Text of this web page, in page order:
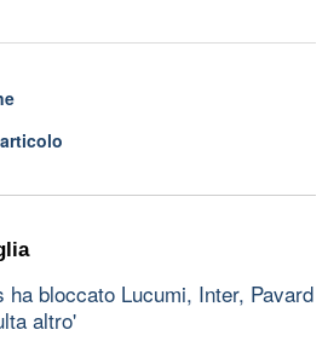
ha bloccato Lucumi, Inter, Pavard
altro'